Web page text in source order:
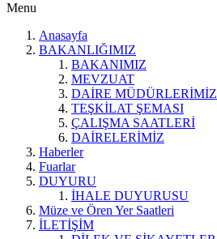
Menu
Anasayfa
BAKANLIĞIMIZ
BAKANIMIZ
MEVZUAT
DAİRE MÜDÜRLERİMİZ
TEŞKİLAT ŞEMASI
ÇALIŞMA SAATLERİ
DAİRELERİMİZ
Haberler
Fuarlar
DUYURU
İHALE DUYURUSU
Müze ve Ören Yer Saatleri
İLETİŞİM